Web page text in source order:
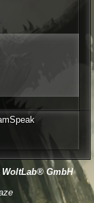
WoltLab® GmbH